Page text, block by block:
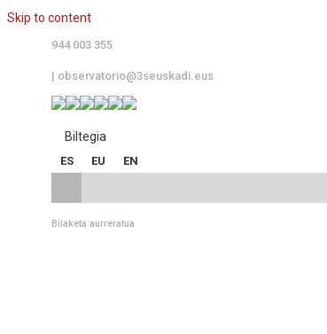
Skip to content
944 003 355
| observatorio@3seuskadi.eus
Biltegia
ES EU EN
Bilaketa aurreratua